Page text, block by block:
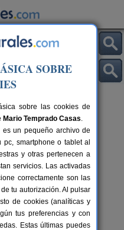
Arreo
2-8+3 pers.
desde24 €
SOBRE
sobre las cookies de
Mario Temprado Casas.
un pequeño archivo de
smartphone o tablet al
y otras pertenecen a
servicios. Las activadas
correctamente son las
tu autorización. Al pulsar
de cookies (analíticas y
tus preferencias y con
Estas últimas puedes